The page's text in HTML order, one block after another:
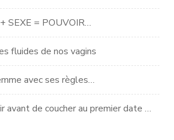
SEXE = POUVOIR…
fluides de nos vagins
avec ses règles…
avant de coucher au premier date …